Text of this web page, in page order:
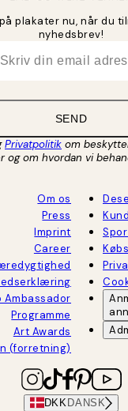
plakater nu, når du
nyhedsbrev!
SEND
Privatpolitik om
og om hvordan vi
Om os
Press
Imprint
Career
Ambassador
Programme
Art Awards
(forretning)
DKK DANSK